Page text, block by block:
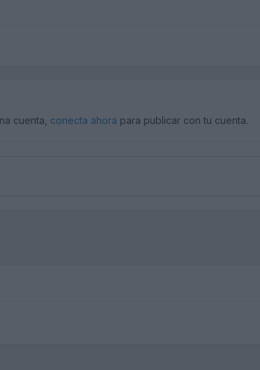
cuenta, conecta ahora para publicar con tu cuenta.